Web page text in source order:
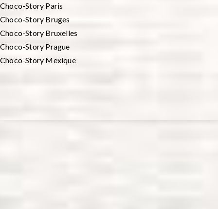
Choco-Story Paris
Choco-Story Bruges
Choco-Story Bruxelles
Choco-Story Prague
Choco-Story Mexique